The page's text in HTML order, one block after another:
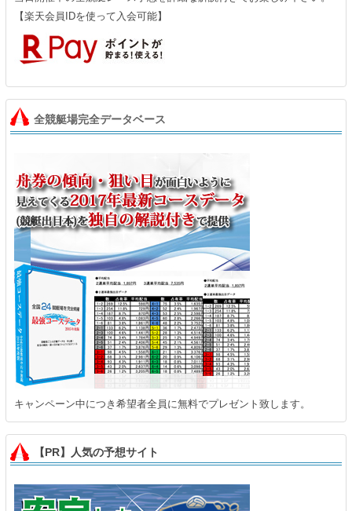
【楽天会員IDを使って入会可能】
全競艇場完全データベース
キャンペーン中につき希望者全員に無料でプレゼント致します。
【PR】人気の予想サイト